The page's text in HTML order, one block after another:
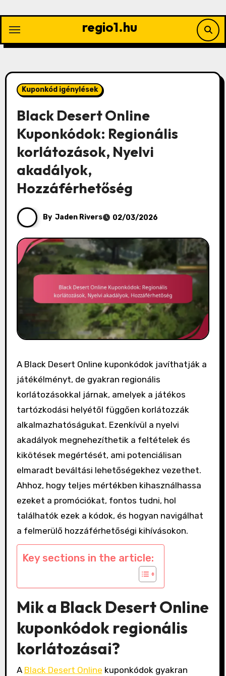
content
regio1.hu
Kuponkód igénylések
Black Desert Online
Kuponkódok: Regionális
korlátozások, Nyelvi
akadályok,
Hozzáférhetőség
By Jaden Rivers 02/03/2026
A Black Desert Online kuponkódok javíthatják a
játékélményt, de gyakran regionális
korlátozásokkal járnak, amelyek a játékos
tartózkodási helyétől függően korlátozzák
alkalmazhatóságukat. Ezenkívül a nyelvi
akadályok megnehezíthetik a feltételek és
kikötések megértését, ami potenciálisan
elmaradt beváltási lehetőségekhez vezethet.
Ahhoz, hogy teljes mértékben kihasználhassa
ezeket a promóciókat, fontos tudni, hol
találhatók ezek a kódok, és hogyan navigálhat
a felmerülő hozzáférhetőségi kihívásokon.
Key sections in the article:
Mik a Black Desert Online
kuponkódok regionális
korlátozásai?
A Black Desert Online kuponkódok gyakran